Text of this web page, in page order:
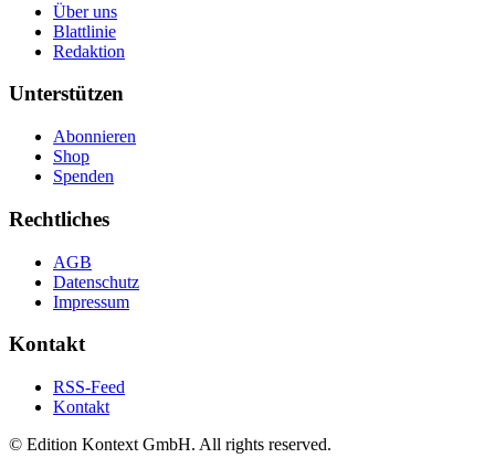
Über uns
Blattlinie
Redaktion
Unterstützen
Abonnieren
Shop
Spenden
Rechtliches
AGB
Datenschutz
Impressum
Kontakt
RSS-Feed
Kontakt
© Edition Kontext GmbH. All rights reserved.